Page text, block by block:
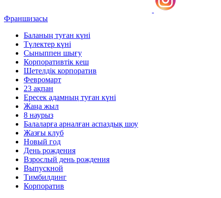
Франшизасы
Баланың туған күні
Түлектер күні
Сыныппен шығу
Корпоративтік кеш
Шетелдік корпоратив
Февромарт
23 ақпан
Ересек адамның туған күні
Жаңа жыл
8 наурыз
Балаларға арналған аспаздық шоу
Жазғы клуб
Новый год
День рождения
Взрослый день рождения
Выпускной
Тимбилдинг
Корпоратив